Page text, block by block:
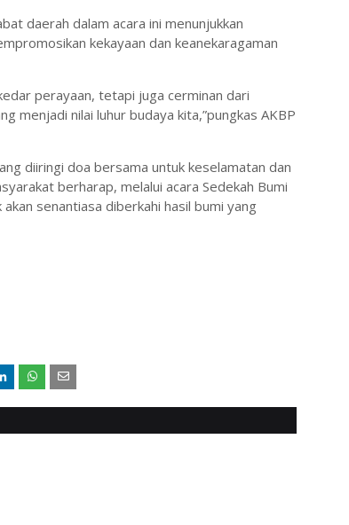
daerah dalam acara ini menunjukkan
kekayaan dan keanekaragaman
perayaan, tetapi juga cerminan dari
menjadi nilai luhur budaya kita,”pungkas AKBP
diiringi doa bersama untuk keselamatan dan
berharap, melalui acara Sedekah Bumi
senantiasa diberkahi hasil bumi yang